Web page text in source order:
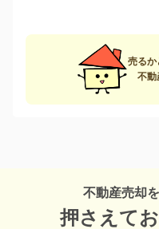
売るか
不動
不動産売却
押さえて